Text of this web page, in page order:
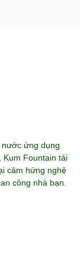
nước ứng dụng
Kum Fountain tái
cảm hứng nghệ
công nhà bạn.